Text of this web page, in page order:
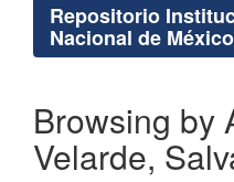
Repositorio
Nacional de
Browsing by
Velarde,